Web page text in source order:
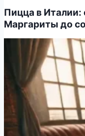
Пицца в Италии:
Маргариты до